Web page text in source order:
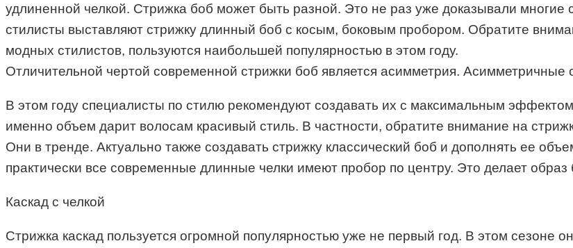
удлиненной челкой. Стрижка боб может быть разной. Это не раз уже доказывали многие
стилисты выставляют стрижку длинный боб с косым, боковым пробором. Обратите
модных стилистов, пользуются наибольшей популярностью в этом году.
Отличительной чертой современной стрижки боб является асимметрия. Асимметричные
В этом году специалисты по стилю рекомендуют создавать их с максимальным
именно объем дарит волосам красивый стиль. В частности, обратите внимание на
Они в тренде. Актуально также создавать стрижку классический боб и дополнять ее
практически все современные длинные челки имеют пробор по центру. Это делает
Каскад с челкой
Стрижка каскад пользуется огромной популярностью уже не первый год. В этом